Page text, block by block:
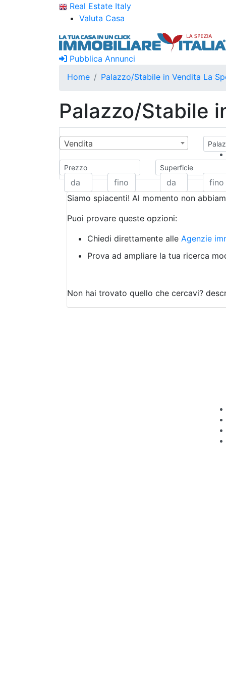
Real Estate Italy
Valuta Casa
Pubblica Annunci
Home
Palazzo/Stabile in Vendita La
Palazzo/Stabile
Vendita
Prezzo Superficie
Siamo spiacenti! Al momento non
Puoi provare queste opzioni:
Chiedi direttamente alle Agenzie
Prova ad ampliare la tua ricerca
Non hai trovato quello che cercavi?